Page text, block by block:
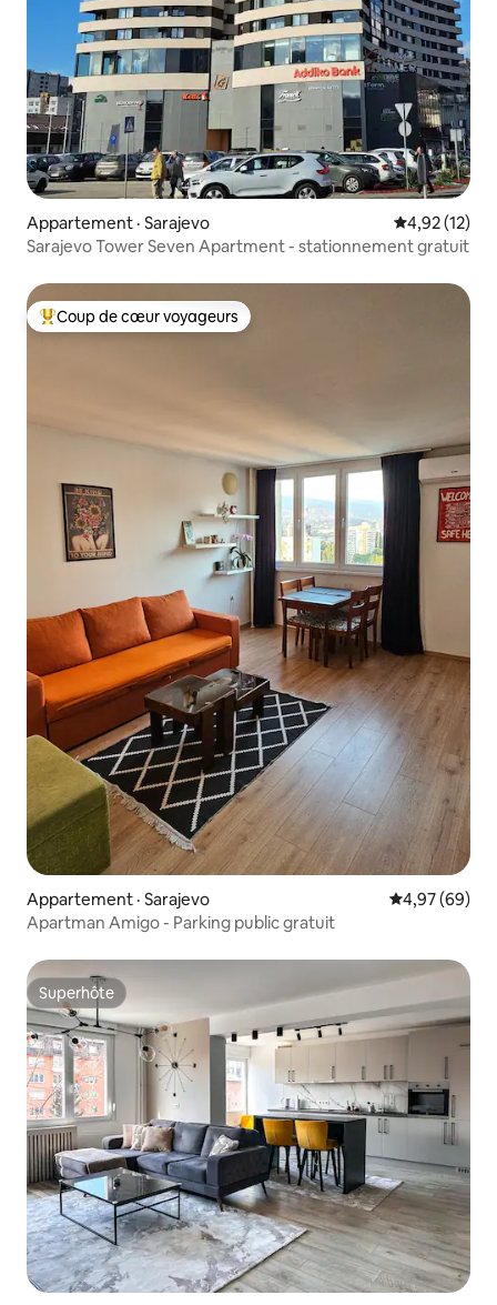
Appartement · Sarajevo Note
4,92 (12)
Sarajevo Tower Seven Apartment - stationnement gratuit
Coup de cœur voyageurs parmi les plus aimés
Coup de cœur voyageurs
Appartement · Sarajevo Note
4,97 (69)
Apartman Amigo - Parking public gratuit
Superhôte
Superhôte